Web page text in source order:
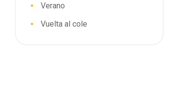
Verano
Vuelta al cole